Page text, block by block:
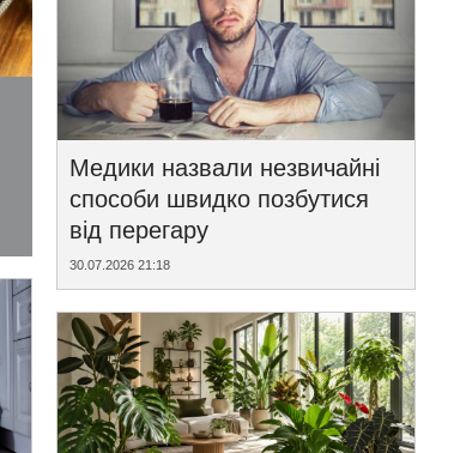
Медики назвали незвичайні
способи швидко позбутися
від перегару
30.07.2026 21:18